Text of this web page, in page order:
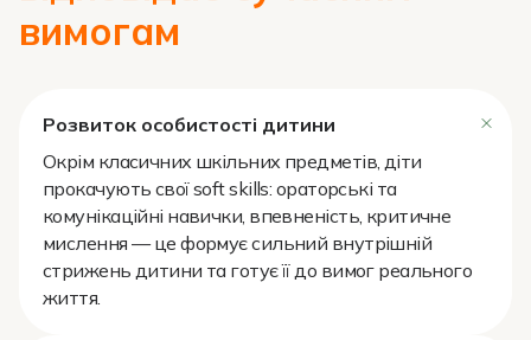
вимогам
Розвиток особистості дитини
Окрім класичних шкільних предметів, діти
прокачують свої soft skills: ораторські та
комунікаційні навички, впевненість, критичне
мислення — це формує сильний внутрішній
стрижень дитини та готує її до вимог реального
життя.